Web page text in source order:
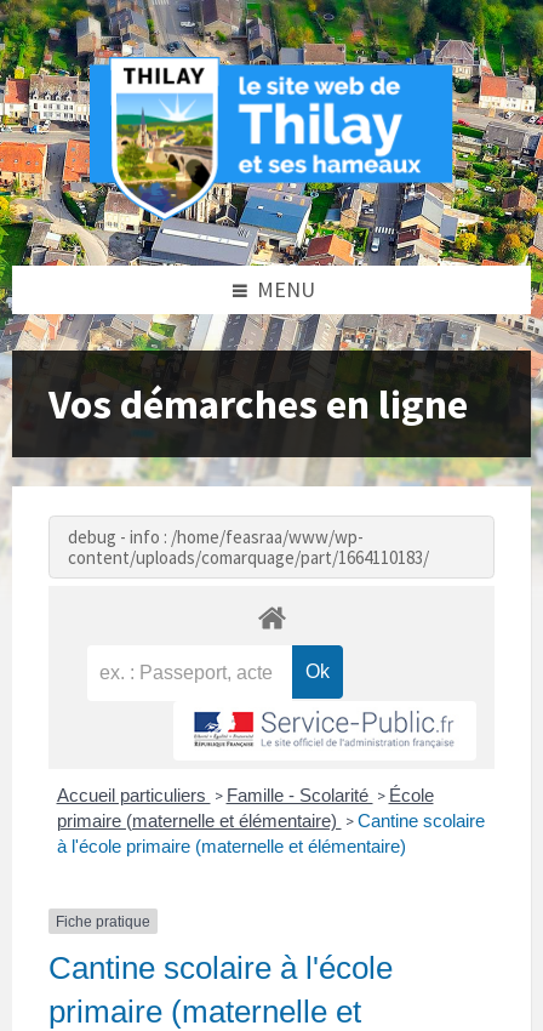
Skip
to
content
Skip
to
left
sidebar
Skip
to
footer
MENU
Vos démarches en ligne
debug - info : /home/feasraa/www/wp-
content/uploads/comarquage/part/1664110183/
Accueil particuliers > Famille - Scolarité > École
primaire (maternelle et élémentaire) > Cantine scolaire
à l'école primaire (maternelle et élémentaire)
Fiche pratique
Cantine scolaire à l'école
primaire (maternelle et